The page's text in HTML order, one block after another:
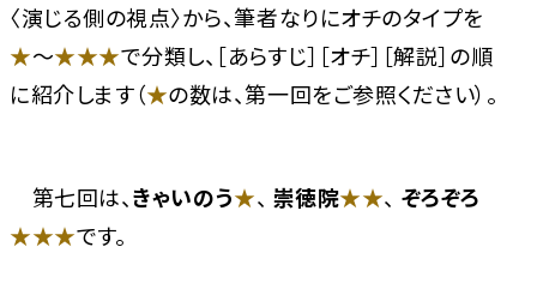
〈演じる側の視点〉から、筆者なりにオチのタイプを
★〜★★★で分類し、［あらすじ］［オチ］［解説］の順
に紹介します（★の数は、第一回をご参照ください）。
第七回は、きゃいのう★、 崇徳院★★、 ぞろぞろ
★★★です。